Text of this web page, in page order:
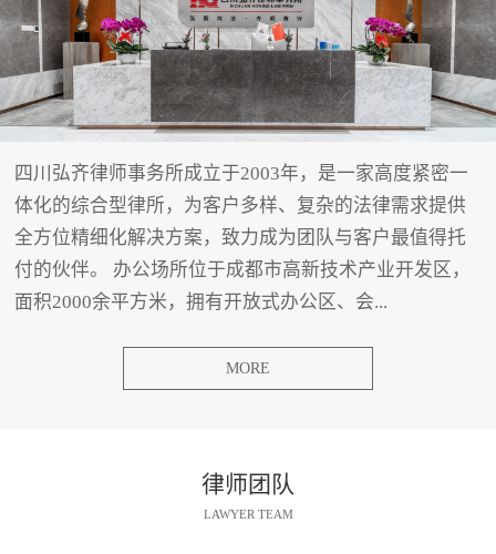
四川弘齐律师事务所成立于2003年，是一家高度紧密一
体化的综合型律所，为客户多样、复杂的法律需求提供
全方位精细化解决方案，致力成为团队与客户最值得托
付的伙伴。 办公场所位于成都市高新技术产业开发区，
面积2000余平方米，拥有开放式办公区、会...
MORE
律师团队
LAWYER TEAM